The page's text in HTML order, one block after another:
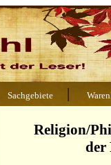
Sachgebiete |
Religion/
der